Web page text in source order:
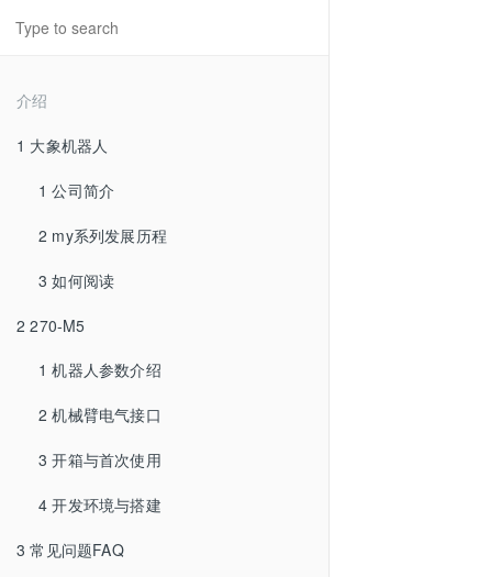
介绍
1 大象机器人
1 公司简介
2 my系列发展历程
3 如何阅读
2 270-M5
1 机器人参数介绍
2 机械臂电气接口
3 开箱与首次使用
4 开发环境与搭建
3 常见问题FAQ